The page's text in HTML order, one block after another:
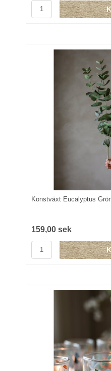
Konstväxt Eucalyptus
159,00 sek